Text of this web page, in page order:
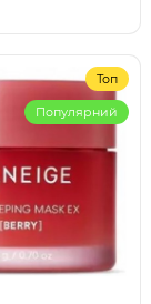
Топ
Популярний